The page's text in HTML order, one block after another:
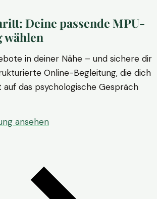
Deine passende MPU-
wählen
in deiner Nähe – und sichere dir
Online-Begleitung, die dich
das psychologische Gespräch
ansehen